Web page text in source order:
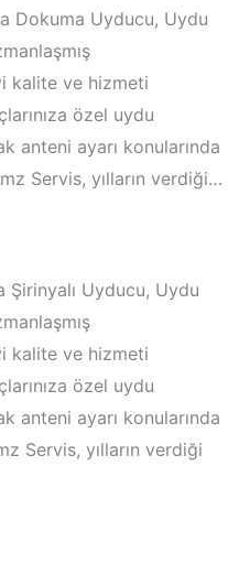
Dokuma Uyducu, Uydu
kalite ve hizmeti
özel uydu
anteni ayarı konularında
Servis, yılların verdiği…
Şirinyalı Uyducu, Uydu
kalite ve hizmeti
özel uydu
anteni ayarı konularında
Servis, yılların verdiği